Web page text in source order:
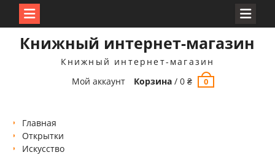
Книжный интернет-магазин
Книжный интернет-магазин
Мой аккаунт
Корзина /0₴ 0
Главная
Открытки
Искусство